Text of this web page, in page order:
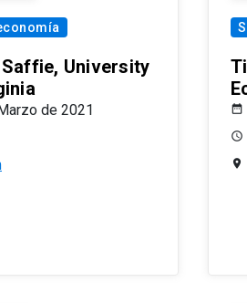
Saffie, University
de 2021